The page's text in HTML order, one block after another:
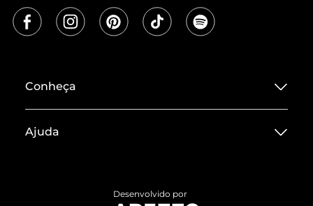
Conheça
Termos de Uso
Ajuda
Desenvolvido por